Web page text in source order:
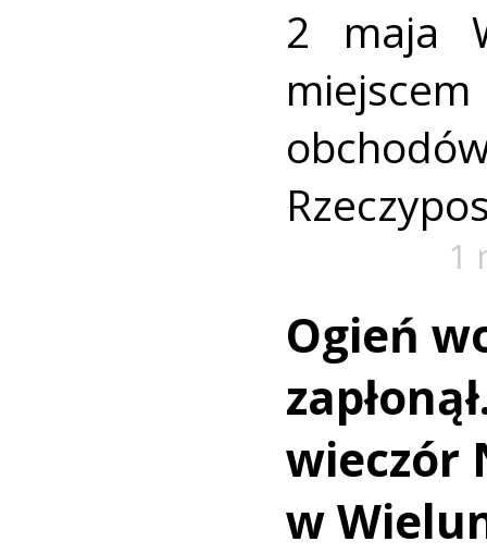
2 maja
1
Ogień
wieczór
w